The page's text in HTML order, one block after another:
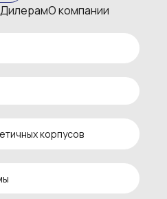
ДилерамО компании
корпусов